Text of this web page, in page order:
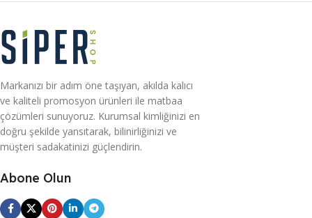
Markanızı bir adım öne taşıyan, akılda kalıcı
ve kaliteli promosyon ürünleri ile matbaa
çözümleri sunuyoruz. Kurumsal kimliğinizi en
doğru şekilde yansıtarak, bilinirliğinizi ve
müşteri sadakatinizi güçlendirin.
Abone Olun